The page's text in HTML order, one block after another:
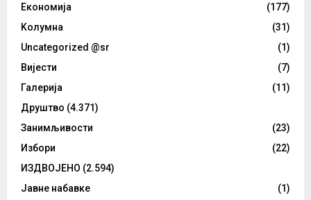
Eкономија
(177)
Kолумнa
(31)
Uncategorized @sr
(1)
Вијести
(7)
Галерија
(11)
Друштво (4.371)
Занимљивости
(23)
Избори
(22)
ИЗДВОЈЕНО (2.594)
Јавне набавке
(1)